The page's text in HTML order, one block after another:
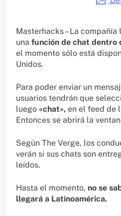
Masterhacks – La
una función de chat dentro
el momento sólo está
Unidos.
Para poder enviar un
usuarios tendrán que
luego «chat», en el feed de
Entonces se abrirá la
Según The Verge, los
verán si sus chats son
leídos.
Hasta el momento, no se
llegará a Latinoamérica.